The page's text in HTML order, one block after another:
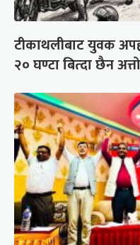
टीकाथलीबाट युवक
२० घण्टा बित्दा छैन